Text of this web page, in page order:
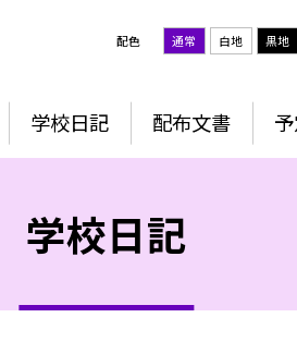
配色 通常 白地 黒地
学校日記 配布文書
学校日記